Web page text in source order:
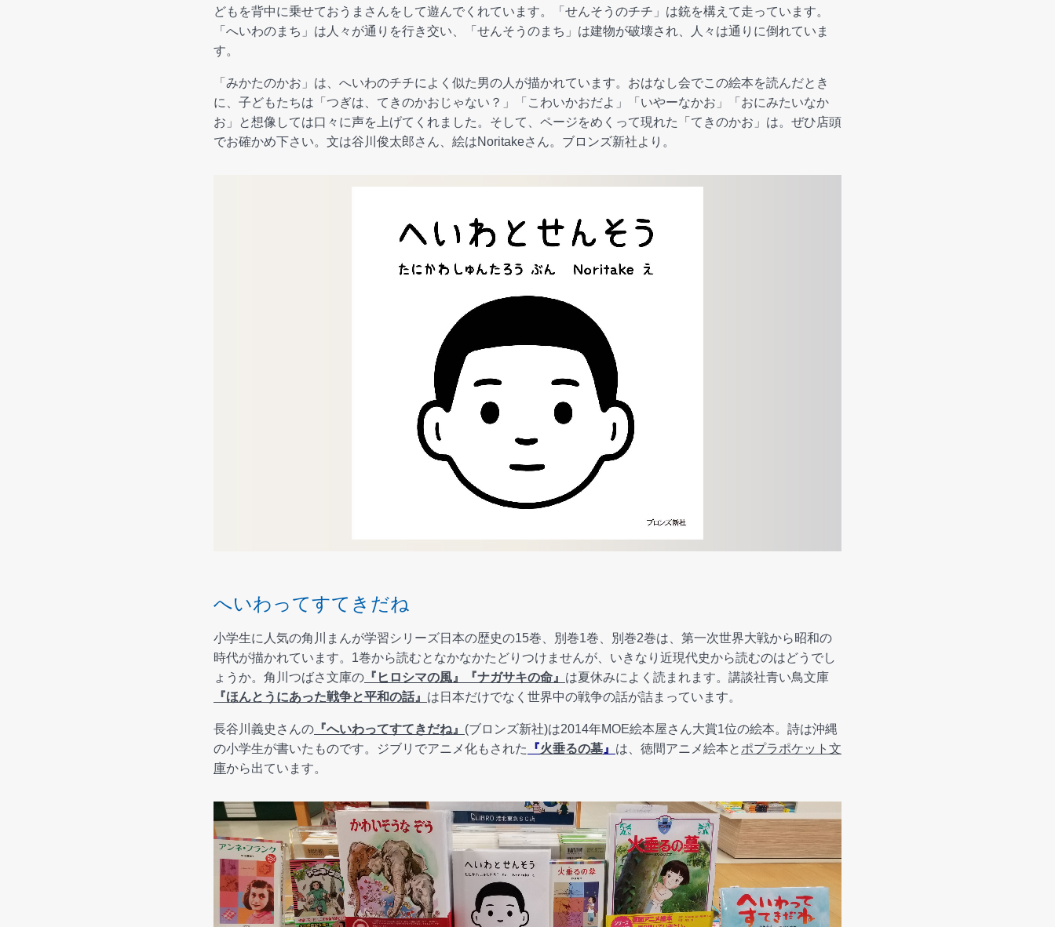
どもを背中に乗せておうまさんをして遊んでくれています。「せんそうのチチ」は銃を構えて走っています。
「へいわのまち」は人々が通りを行き交い、「せんそうのまち」は建物が破壊され、人々は通りに倒れていま
す。
「みかたのかお」は、へいわのチチによく似た男の人が描かれています。おはなし会でこの絵本を読んだとき
に、子どもたちは「つぎは、てきのかおじゃない？」「こわいかおだよ」「いやーなかお」「おにみたいなか
お」と想像しては口々に声を上げてくれました。そして、ページをめくって現れた「てきのかお」は。ぜひ店頭
でお確かめ下さい。文は谷川俊太郎さん、絵はNoritakeさん。ブロンズ新社より。
へいわってすてきだね
小学生に人気の角川まんが学習シリーズ日本の歴史の15巻、別巻1巻、別巻2巻は、第一次世界大戦から昭和の
時代が描かれています。1巻から読むとなかなかたどりつけませんが、いきなり近現代史から読むのはどうでし
ょうか。角川つばさ文庫の 『ヒロシマの風』 『ナガサキの命』 は夏休みによく読まれます。講談社青い鳥文庫
『ほんとうにあった戦争と平和の話』 は日本だけでなく世界中の戦争の話が詰まっています。
長谷川義史さんの 『へいわってすてきだね』 (ブロンズ新社)は2014年MOE絵本屋さん大賞1位の絵本。詩は沖縄
の小学生が書いたものです。ジブリでアニメ化もされた
『火垂るの墓 』 は、徳間アニメ絵本と ポプラポケット文
庫から出ています。